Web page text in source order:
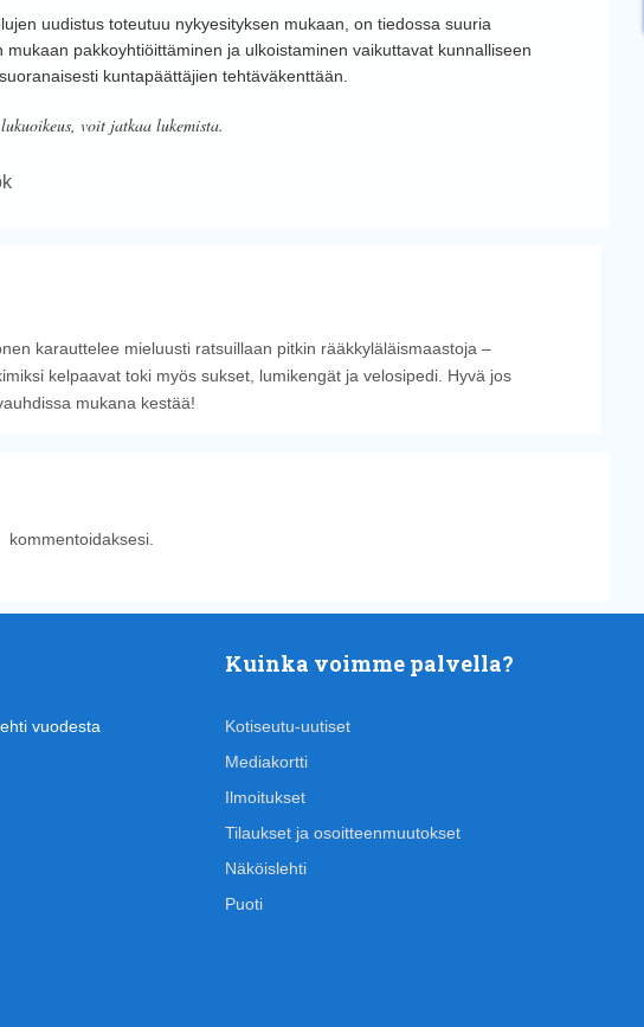
uudistus toteutuu nykyesityksen mukaan, on tiedossa suuria
mukaan pakkoyhtiöittäminen ja ulkoistaminen vaikuttavat kunnalliseen
kuntapäättäjien tehtäväkenttään.
voit jatkaa lukemista.
karauttelee mieluusti ratsuillaan pitkin rääkkyläläismaastoja –
kelpaavat toki myös sukset, lumikengät ja velosipedi. Hyvä jos
mukana kestää!
kommentoidaksesi.
vuodesta
Kuinka voimme palvella?
Kotiseutu-uutiset
Mediakortti
Ilmoitukset
Tilaukset ja osoitteenmuutokset
Näköislehti
Puoti